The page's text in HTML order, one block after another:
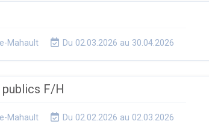
Mahault Du 02.03.2026 au 30.04.2026
publics F/H
Mahault Du 02.02.2026 au 02.03.2026